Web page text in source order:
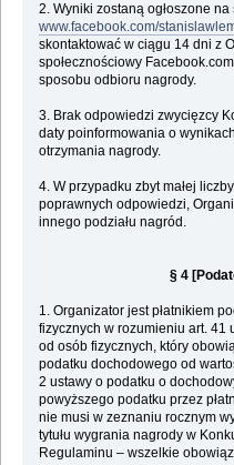
2. Wyniki zostaną ogłoszone na
www.facebook.com/
skontaktować w ciągu 14 dni z
społecznościowy
sposobu odbioru nagrody.
3. Brak odpowiedzi zwycięzcy
daty poinformowania o
otrzymania nagrody.
4. W przypadku zbyt małej
poprawnych odpowiedzi,
innego podziału nagród.
§ 4
1. Organizator jest płatnikiem
fizycznych w rozumieniu art. 41
od osób fizycznych, który
podatku dochodowego od
2 ustawy o podatku o
powyższego podatku przez
nie musi w zeznaniu rocznym
tytułu wygrania nagrody w
Regulaminu – wszelkie